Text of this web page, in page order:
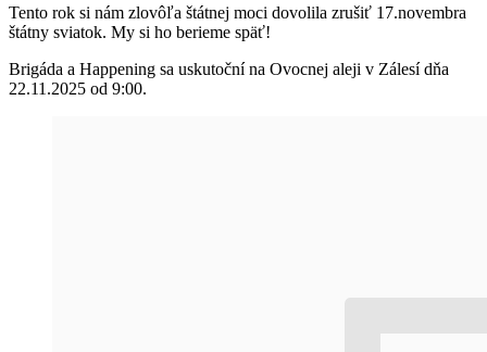
Tento rok si nám zlovôľa štátnej moci dovolila zrušiť 17.novembra
štátny sviatok. My si ho berieme späť!
Brigáda a Happening sa uskutoční na Ovocnej aleji v Zálesí dňa
22.11.2025 od 9:00.